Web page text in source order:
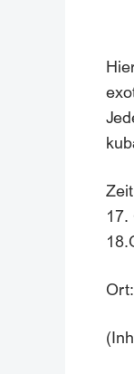
17.